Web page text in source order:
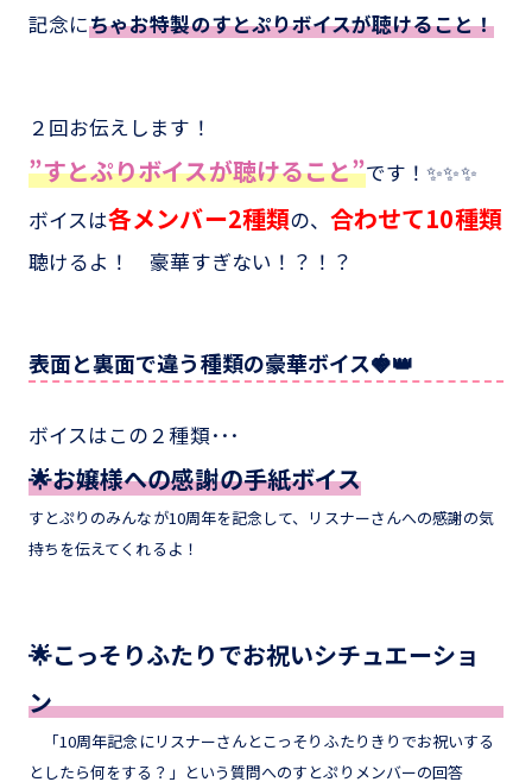
記念にちゃお特製のすとぷりボイスが聴けること！
２回お伝えします！
”すとぷりボイスが聴けること”です！✨✨✨
ボイスは各メンバー2種類の、合わせて10種類
聴けるよ！ 豪華すぎない！？！？
表面と裏面で違う種類の豪華ボイス🍓👑
ボイスはこの２種類･･･
🌟お嬢様への感謝の手紙ボイス
すとぷりのみんなが10周年を記念して、リスナーさんへの感謝の気
持ちを伝えてくれるよ！
🌟こっそりふたりでお祝いシチュエーショ
ン
「10周年記念にリスナーさんとこっそりふたりきりでお祝いする
としたら何をする？」という質問へのすとぷりメンバーの回答